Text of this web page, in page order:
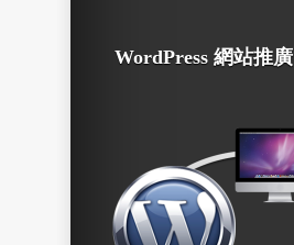
WordPress 網站推廣